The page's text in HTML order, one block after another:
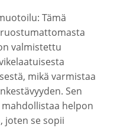
Tämä
valmistettu
mikä varmistaa
Sen
helpon
joten se sopii